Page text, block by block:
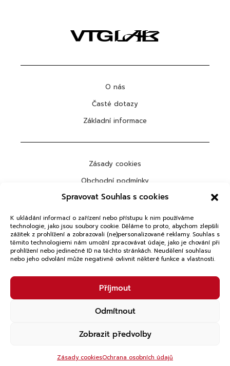
Spravovat Souhlas s cookies
K ukládání informací o zařízení nebo přístupu k nim používáme
technologie, jako jsou soubory cookie. Děláme to proto, abychom zlepšili
zážitek z prohlížení a zobrazovali (ne)personalizované reklamy. Souhlas s
těmito technologiemi nám umožní zpracovávat údaje, jako je chování při
prohlížení nebo jedinečné ID na těchto stránkách. Neudělení souhlasu
nebo jeho odvolání může negativně ovlivnit některé funkce a vlastnosti.
Příjmout
Odmítnout
Zobrazit předvolby
Zásady cookiesOchrana osobních údajů
O nás
Časté dotazy
Základní informace
Zásady cookies
Obchodní podmínky
Ochrana osobních údajů
ODEBÍRAT
Copyright © 2026 VTGLAB. Všechna práva vyhrazena.
Powered byStudio Lonel